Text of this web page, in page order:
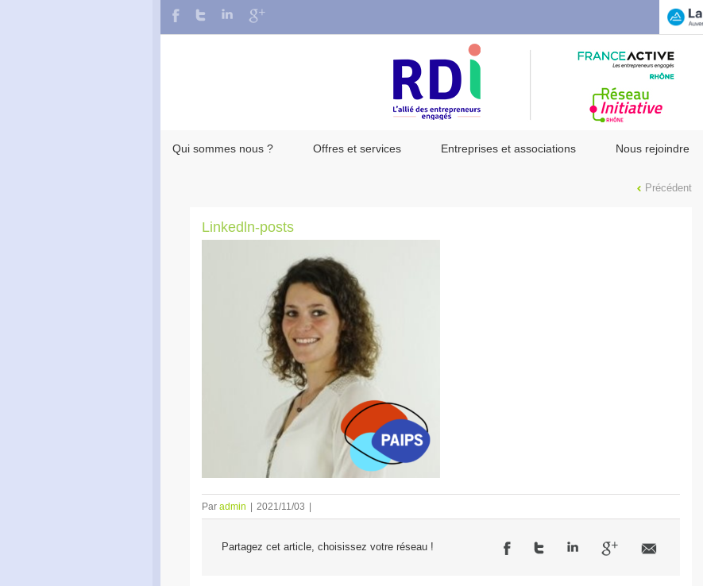
Qui sommes nous ? Offres et services Entreprises et associations Nous rejoindre
Précédent
Linkedln-posts
Par admin 2021/11/03
Partagez cet article, choisissez votre réseau !